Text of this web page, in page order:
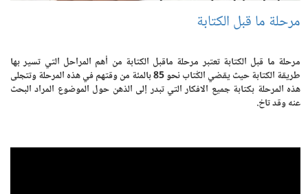
مرحلة ما قبل الكتابة
مرحلة ما قبل الكتابة تعتبر مرحلة ماقبل الكتابة من أهم المراحل التي تسير بها
طريقة الكتابة حيث يقضي الكُتاب نحو 85 بالمئة من وقتهم في هذه المرحلة وتتجلى
هذه المرحلة بكتابة جميع الافكار التي تبدر إلى الذهن حول الموضوع المراد البحث
عنه وقد تاخ.